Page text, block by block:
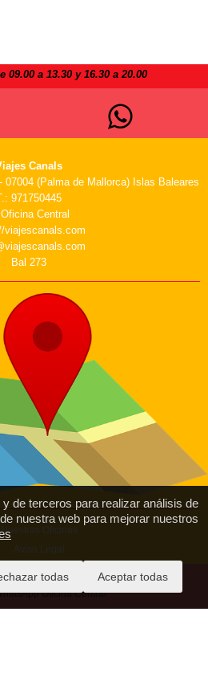
Oficina Central
de terceros para realizar análisis de
nuestra web para mejorar nuestros
todas Aceptar todas
09.00 a 13.30 y 16.30 a 20.00
Canals
07004 (Palma de Mallorca) Islas Baleares
971750445
Oficina Central
viajescanals.com
Bal 273
Nuestras Oficinas
Aviso Legal
y Reembolsos
de Cookies